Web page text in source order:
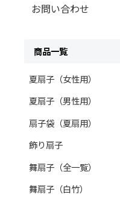
お問い合わせ
商品一覧
夏扇子（女性用）
夏扇子（男性用）
扇子袋（夏扇用）
飾り扇子
舞扇子（全一覧）
舞扇子（白竹）